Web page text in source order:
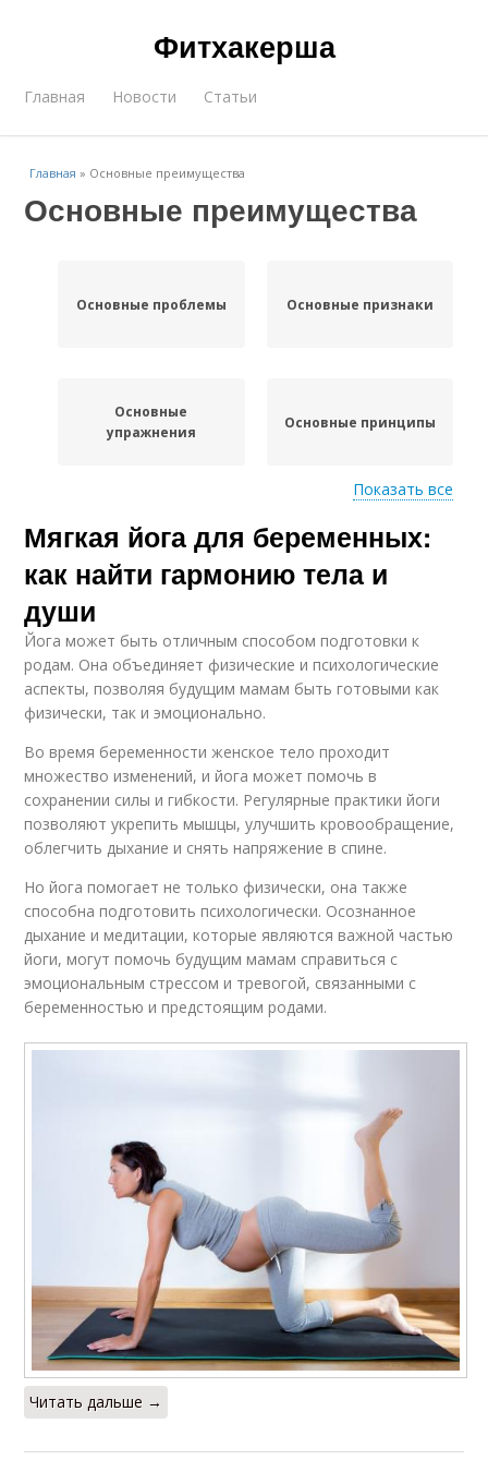
Фитхакерша
Главная Новости Статьи
Главная » Основные преимущества
Основные преимущества
Основные проблемы Основные признаки
Основные
упражнения
Основные принципы
Основные группы Основные мышцы
Физиологические
преимущества
Показать все
Мягкая йога для беременных:
как найти гармонию тела и
души
Йога может быть отличным способом подготовки к
родам. Она объединяет физические и психологические
аспекты, позволяя будущим мамам быть готовыми как
физически, так и эмоционально.
Во время беременности женское тело проходит
множество изменений, и йога может помочь в
сохранении силы и гибкости. Регулярные практики йоги
позволяют укрепить мышцы, улучшить кровообращение,
облегчить дыхание и снять напряжение в спине.
Но йога помогает не только физически, она также
способна подготовить психологически. Осознанное
дыхание и медитации, которые являются важной частью
йоги, могут помочь будущим мамам справиться с
эмоциональным стрессом и тревогой, связанными с
беременностью и предстоящим родами.
Читать дальше →